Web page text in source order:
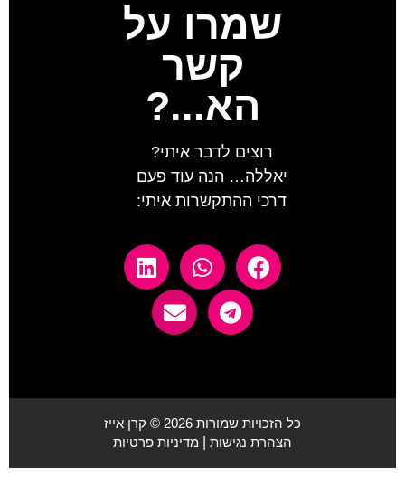
שמרו על
קשר
הא...?
רוצים לדבר איתי?
יאללה… הנה עוד פעם
דרכי ההתקשרות איתי:
כל הזכויות שמורות 2026 © קרן אייז
הצהרת נגישות| מדיניות פרטיות